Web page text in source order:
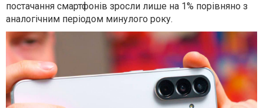
постачання смартфонів зросли лише на 1% порівняно з
аналогічним періодом минулого року.